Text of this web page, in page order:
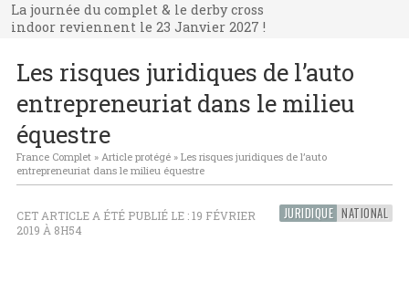
La journée du complet & le derby cross
indoor reviennent le 23 Janvier 2027 !
indoor reviennent le 23 Janvier 2027 !
Les risques juridiques de l’auto
entrepreneuriat dans le milieu
équestre
France Complet» Article protégé» Les risques juridiques de l’auto
entrepreneuriat dans le milieu équestre
JURIDIQUE NATIONAL
CET ARTICLE A ÉTÉ PUBLIÉ LE : 19 FÉVRIER
2019 À 8H54